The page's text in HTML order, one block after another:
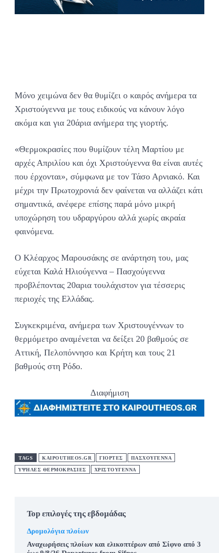
Μόνο χειμώνα δεν θα θυμίζει ο καιρός ανήμερα τα
Χριστούγεννα με τους ειδικούς να κάνουν λόγο
ακόμα και για 20άρια ανήμερα της γιορτής.
«Θερμοκρασίες που θυμίζουν τέλη Μαρτίου με
αρχές Απριλίου και όχι Χριστούγεννα θα είναι αυτές
που έρχονται», σύμφωνα με τον Τάσο Αρνιακό. Και
μέχρι την Πρωτοχρονιά δεν φαίνεται να αλλάζει κάτι
σημαντικά, ανέφερε επίσης παρά μόνο μικρή
υποχώρηση του υδραργύρου αλλά χωρίς ακραία
φαινόμενα.
Ο Κλέαρχος Μαρουσάκης σε ανάρτηση του, μας
εύχεται Καλά Ηλιούγεννα – Πασχούγεννα
προβλέποντας 20αρια τουλάχιστον για τέσσερις
περιοχές της Ελλάδας.
Συγκεκριμένα, ανήμερα των Χριστουγέννων το
θερμόμετρο αναμένεται να δείξει 20 βαθμούς σε
Αττική, Πελοπόννησο και Κρήτη και τους 21
βαθμούς στη Ρόδο.
Διαφήμιση
TAGS KAIPOUTHEOS.GR ΓΙΟΡΤΕΣ ΠΑΣΧΟΥΓΕΝΝΑ
ΥΨΗΛΕΣ ΘΕΡΜΟΚΡΑΣΙΕΣ ΧΡΙΣΤΟΥΓΕΝΝΑ
Top επιλογές της εβδομάδας
Δρομολόγια πλοίων
Αναχωρήσεις πλοίων και ελικοπτέρων από Σίφνο από 3